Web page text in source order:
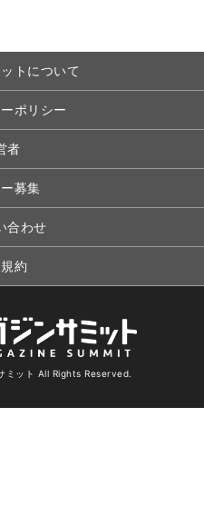
トについて
ポリシー
者
募集
合わせ
約
ット All Rights Reserved.